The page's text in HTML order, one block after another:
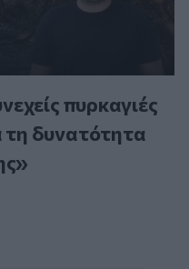
πυρκαγιές
τη δυνατότητα